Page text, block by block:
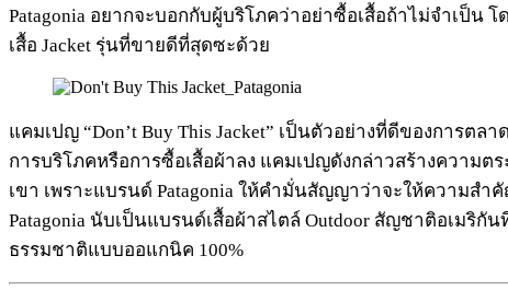
Patagonia อยากจะบอกกับผู้บริโภคว่าอย่าซื้อเสื้อถ้าไม่จำเป็น
เสื้อ Jacket รุ่นที่ขายดีที่สุดซะด้วย
แคมเปญ “Don’t Buy This Jacket” เป็นตัวอย่างที่ดีของการ
การบริโภคหรือการซื้อเสื้อผ้าลง แคมเปญดังกล่าวสร้างความ
เขา เพราะแบรนด์ Patagonia ให้คำมั่นสัญญาว่าจะให้ความ
Patagonia นับเป็นแบรนด์เสื้อผ้าสไตล์ Outdoor สัญชาติอเมริ
ธรรมชาติแบบออแกนิค 100%